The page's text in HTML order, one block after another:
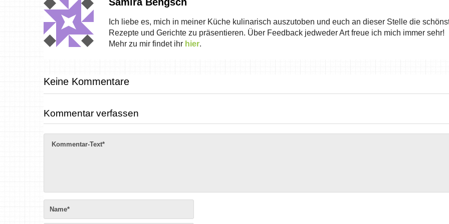
Samira Bengsch
Ich liebe es, mich in meiner Küche kulinarisch auszutoben und euch an dieser Stelle die
Rezepte und Gerichte zu präsentieren. Über Feedback jedweder Art freue ich mich immer sehr!
Mehr zu mir findet ihr hier.
Keine Kommentare
Kommentar verfassen